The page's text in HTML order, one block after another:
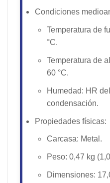
Condiciones
Temperatura de
°C.
Temperatura de
60 °C.
Humedad: HR
condensación.
Propiedades físicas:
Carcasa: Metal.
Peso: 0,47 kg
Dimensiones: